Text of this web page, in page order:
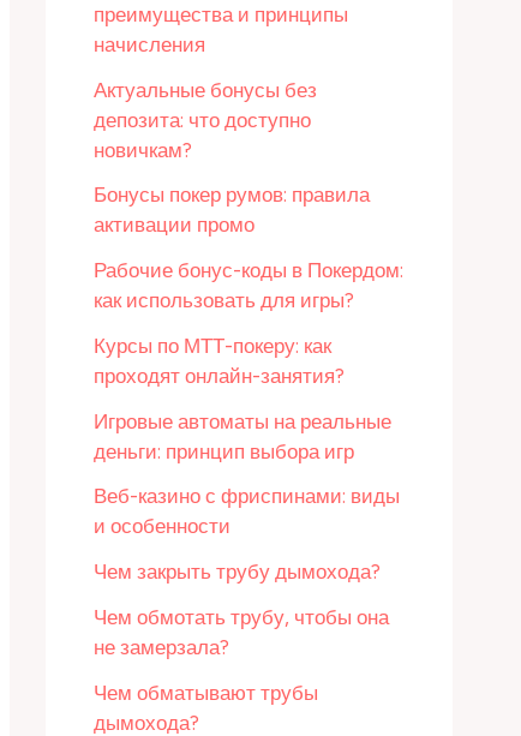
преимущества и принципы
начисления
Актуальные бонусы без
депозита: что доступно
новичкам?
Бонусы покер румов: правила
активации промо
Рабочие бонус-коды в Покердом:
как использовать для игры?
Курсы по МТТ-покеру: как
проходят онлайн-занятия?
Игровые автоматы на реальные
деньги: принцип выбора игр
Веб-казино с фриспинами: виды
и особенности
Чем закрыть трубу дымохода?
Чем обмотать трубу, чтобы она
не замерзала?
Чем обматывают трубы
дымохода?